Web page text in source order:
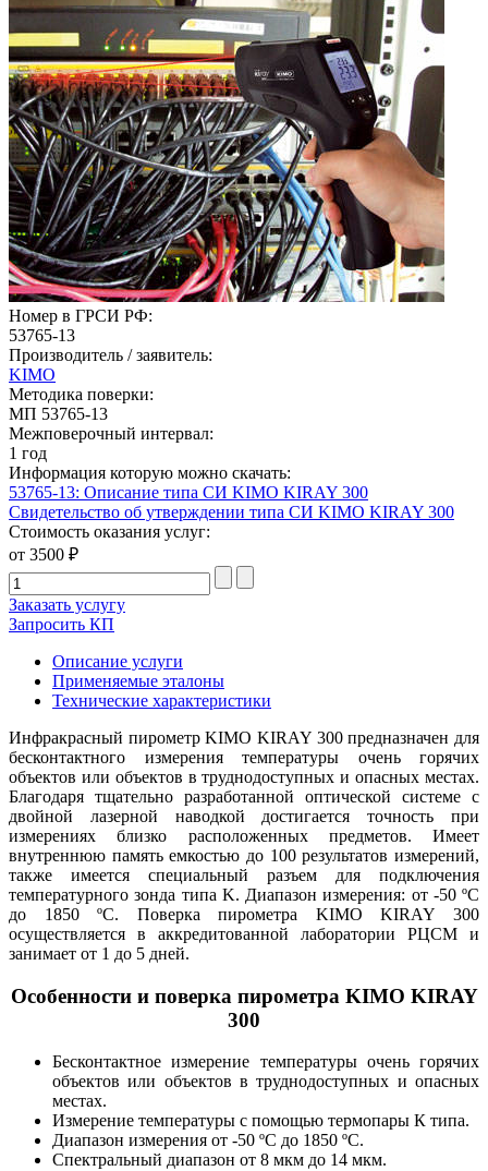
Номер в ГРСИ РФ:
53765-13
Производитель / заявитель:
KIMO
Методика поверки:
МП 53765-13
Межповерочный интервал:
1 год
Информация которую можно скачать:
53765-13: Описание типа СИ KIMO KIRAY 300
Свидетельство об утверждении типа СИ KIMO KIRAY 300
Стоимость оказания услуг:
от 3500 ₽
Заказать услугу
Запросить КП
Описание услуги
Применяемые эталоны
Технические характеристики
Инфракрасный пирометр KIMO KIRAY 300 предназначен для
бесконтактного измерения температуры очень горячих
объектов или объектов в труднодоступных и опасных местах.
Благодаря тщательно разработанной оптической системе с
двойной лазерной наводкой достигается точность при
измерениях близко расположенных предметов. Имеет
внутреннюю память емкостью до 100 результатов измерений,
также имеется специальный разъем для подключения
температурного зонда типа K. Диапазон измерения: от -50 ºС
до 1850 ºС. Поверка пирометра KIMO KIRAY 300
осуществляется в аккредитованной лаборатории РЦСМ и
занимает от 1 до 5 дней.
Особенности и поверка пирометра KIMO KIRAY
300
Бесконтактное измерение температуры очень горячих
объектов или объектов в труднодоступных и опасных
местах.
Измерение температуры с помощью термопары К типа.
Диапазон измерения от -50 ºС до 1850 ºС.
Спектральный диапазон от 8 мкм до 14 мкм.